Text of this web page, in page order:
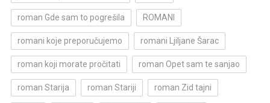
roman Gde sam to pogrešila ROMANI
romani koje preporučujemo romani Ljiljane Šarac
roman koji morate pročitati roman Opet sam te sanjao
roman Starija roman Stariji roman Zid tajni